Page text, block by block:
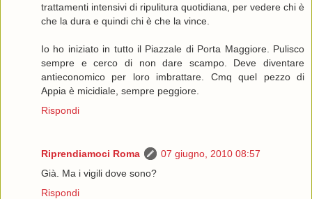
trattamenti intensivi di ripulitura quotidiana, per vedere chi è
che la dura e quindi chi è che la vince.
Io ho iniziato in tutto il Piazzale di Porta Maggiore. Pulisco
sempre e cerco di non dare scampo. Deve diventare
antieconomico per loro imbrattare. Cmq quel pezzo di
Appia è micidiale, sempre peggiore.
Rispondi
Riprendiamoci Roma
07 giugno, 2010 08:57
Già. Ma i vigili dove sono?
Rispondi